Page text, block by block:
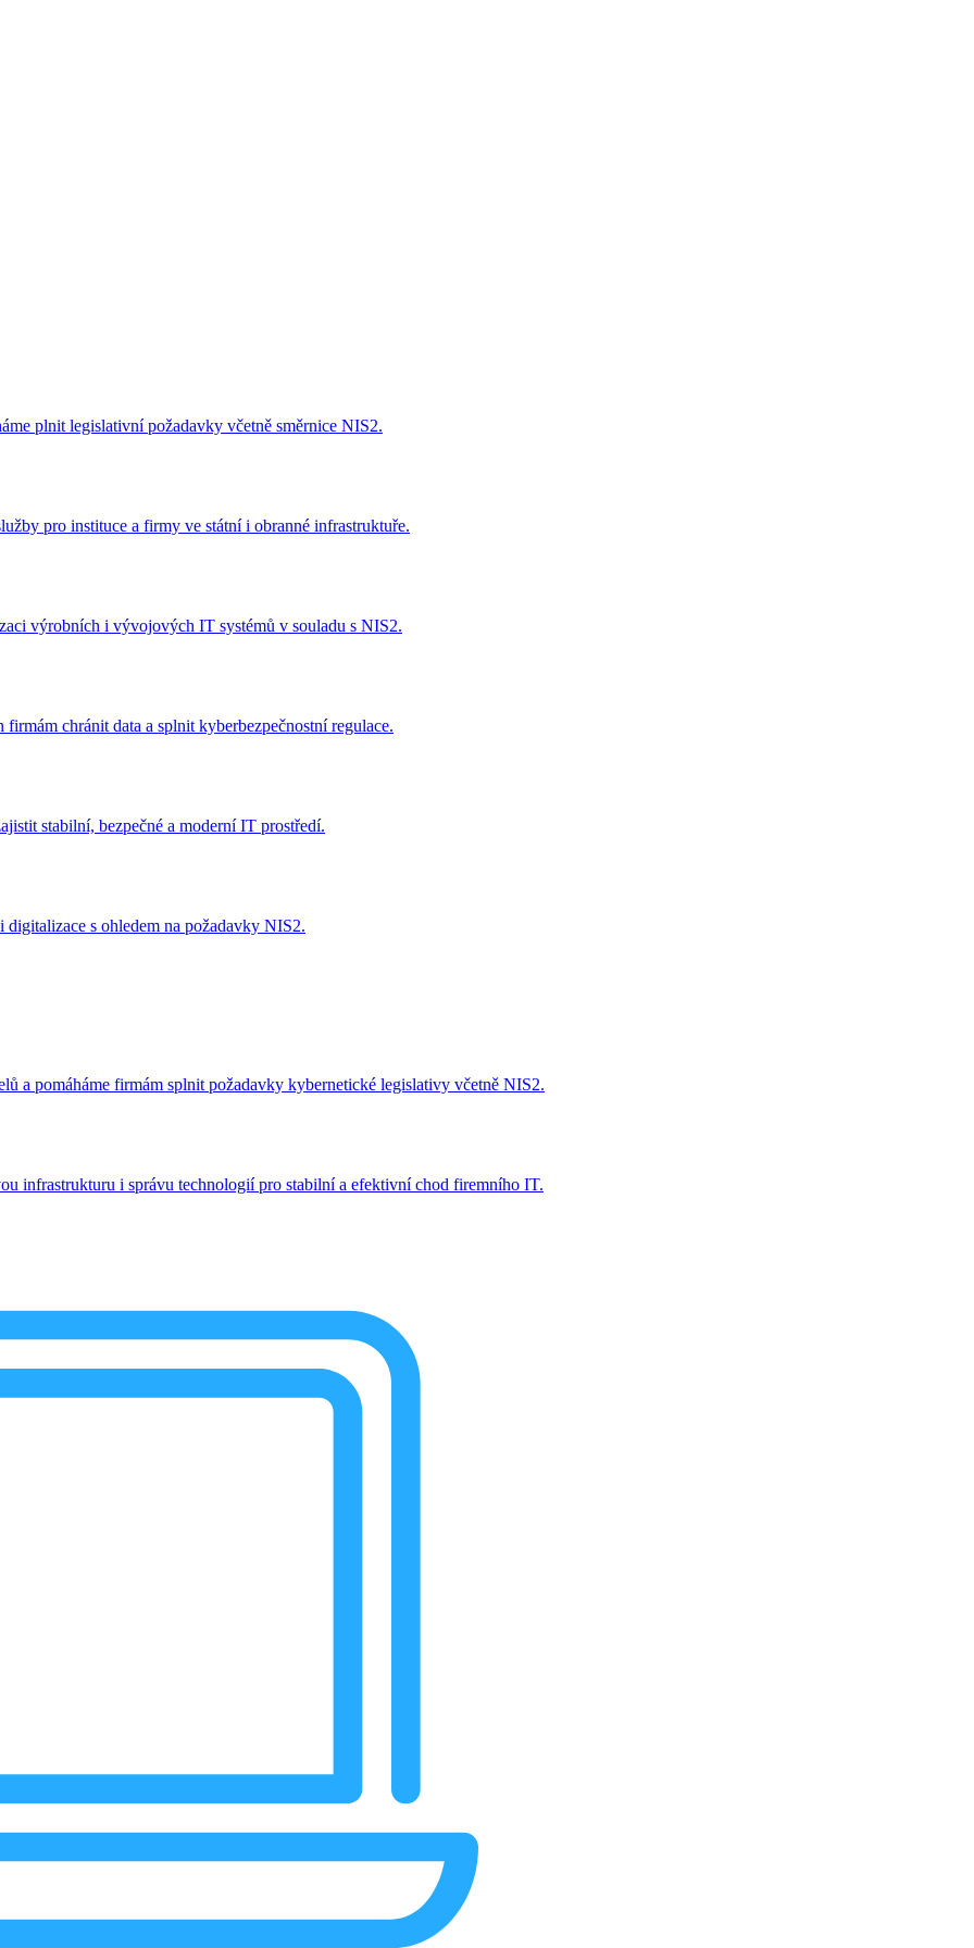
plnit legislativní požadavky včetně směrnice NIS2.
pro instituce a firmy ve státní i obranné infrastruktuře.
výrobních i vývojových IT systémů v souladu s NIS2.
chránit data a splnit kyberbezpečnostní regulace.
stabilní, bezpečné a moderní IT prostředí.
s ohledem na požadavky NIS2.
a pomáháme firmám splnit požadavky kybernetické legislativy včetně NIS2.
infrastrukturu i správu technologií pro stabilní a efektivní chod firemního IT.